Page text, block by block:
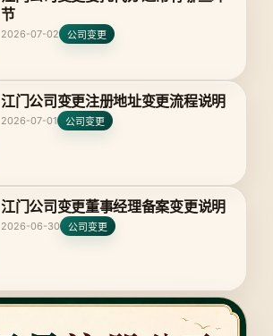
节
2026-07-02 公司变更
江门公司变更注册地址变更流程说明
2026-07-01 公司变更
江门公司变更董事经理备案变更说明
2026-06-30 公司变更